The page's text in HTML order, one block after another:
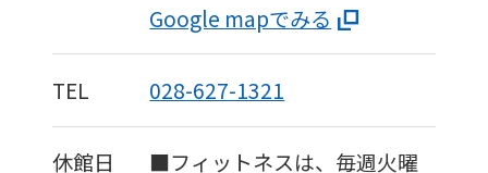
Google mapでみる
TEL 028-627-1321
休館日
■フィットネスは、毎週火曜